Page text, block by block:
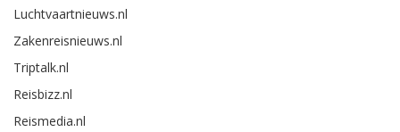
Luchtvaartnieuws.nl
Zakenreisnieuws.nl
Triptalk.nl
Reisbizz.nl
Reismedia.nl